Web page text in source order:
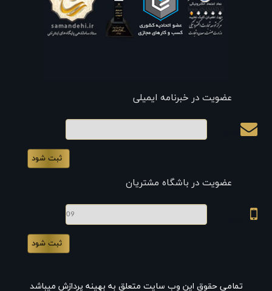
عضویت در خبرنامه ایمیلی
عضویت در باشگاه مشتریان
تمامی حقوق این وب سایت متعلق به بهینه پردازش میباشد